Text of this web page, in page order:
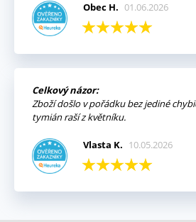
Obec H. 01.06.2026
Celkový názor:
Zboží došlo v pořádku bez jediné
tymián raší z květníku.
Vlasta K. 10.05.2026